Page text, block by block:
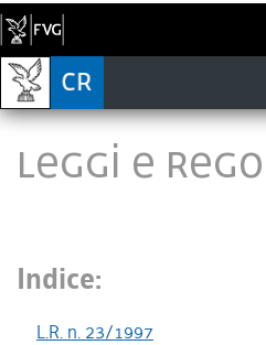
LEGGI E
Indice:
L.R. n. 23/1997